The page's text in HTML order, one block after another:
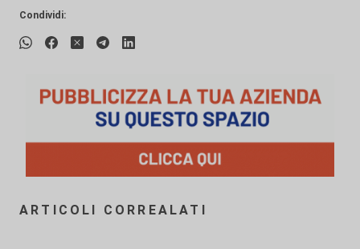
Condividi:
ARTICOLI CORREALATI